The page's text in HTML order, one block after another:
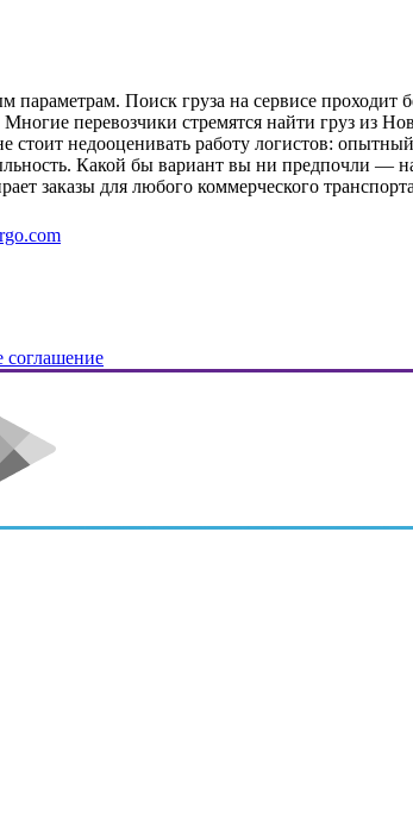
Поиск груза на сервисе проходит
перевозчики стремятся найти груз из
недооценивать работу логистов:
Какой бы вариант вы ни предпочли —
заказы для любого коммерческого
соглашение